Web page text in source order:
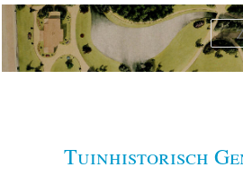
Spring
naar
primaire
Tuinhistorisch